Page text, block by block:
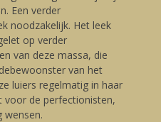
Een verder
noodzakelijk. Het leek
op verder
van deze massa, die
van het
luiers regelmatig in haar
voor de perfectionisten,
wensen.